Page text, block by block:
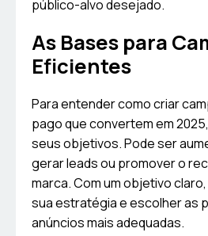
público-alvo desejado.
As Bases para
Eficientes
Para entender como criar
pago que convertem em
seus objetivos. Pode ser
gerar leads ou promover o
marca. Com um objetivo
sua estratégia e escolher as
anúncios mais adequadas.